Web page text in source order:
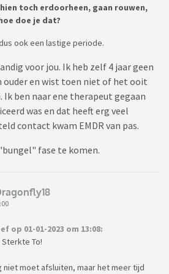
toch erdoorheen, gaan rouwen,
doe je dat?
ook een lastige periode.
voor jou. Ik heb zelf 4 jaar geen
ouder en wist toen niet of het ooit
ben naar ene therapeut gegaan
was en dat heeft erg veel
contact kwam EMDR van pas.
fase te komen.
op 01-01-2023 om 13:08:
To!
niet moet afsluiten, maar het meer tijd